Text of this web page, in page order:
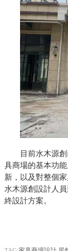
目前水木源
具商場的基本功
新，以及對整個
水木源創設計人
終設計方案。